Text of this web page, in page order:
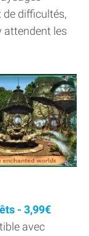
difficultés,
attendent les
- 3,99€
avec